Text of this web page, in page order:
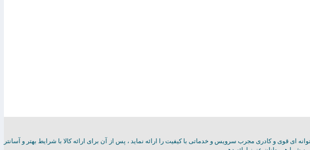
از پشتوانه ای قوی و کادری مجرب سرویس و خدماتی با کیفیت را ارائه نماید ، پس از آن برای ارائه کالا با شرایط بهتر و آسانتر